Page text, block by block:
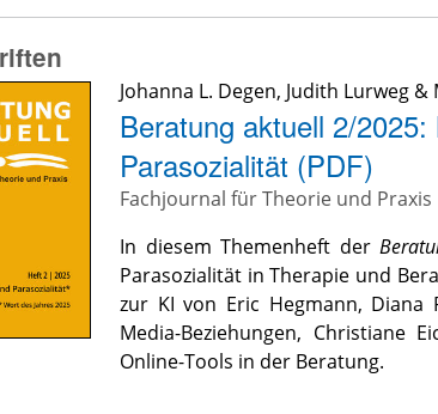
Johanna L. Degen, Judith Lurweg &
Beratung aktuell 2/
Parasozialität (PDF)
Fachjournal für Theorie und Praxis
In diesem Themenheft der
Parasozialität in Therapie und
zur KI von Eric Hegmann, Diana
Media-Beziehungen, Christiane
Online-Tools in der Beratung.